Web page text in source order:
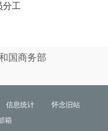
分工
国商务部
信息统计
怀念旧站
箱